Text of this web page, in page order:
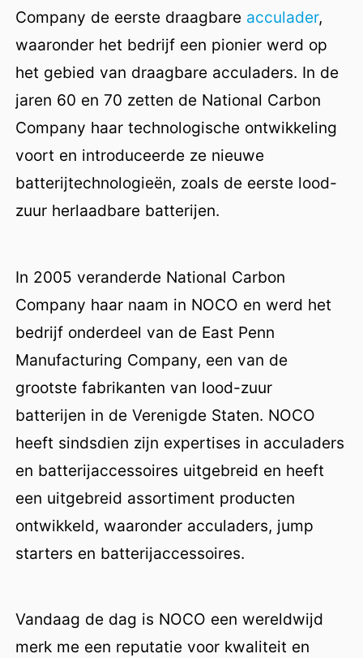
Company de eerste draagbare acculader,
waaronder het bedrijf een pionier werd op
het gebied van draagbare acculaders. In de
jaren 60 en 70 zetten de National Carbon
Company haar technologische ontwikkeling
voort en introduceerde ze nieuwe
batterijtechnologieën, zoals de eerste lood-
zuur herlaadbare batterijen.
In 2005 veranderde National Carbon
Company haar naam in NOCO en werd het
bedrijf onderdeel van de East Penn
Manufacturing Company, een van de
grootste fabrikanten van lood-zuur
batterijen in de Verenigde Staten. NOCO
heeft sindsdien zijn expertises in acculaders
en batterijaccessoires uitgebreid en heeft
een uitgebreid assortiment producten
ontwikkeld, waaronder acculaders, jump
starters en batterijaccessoires.
Vandaag de dag is NOCO een wereldwijd
merk me een reputatie voor kwaliteit en